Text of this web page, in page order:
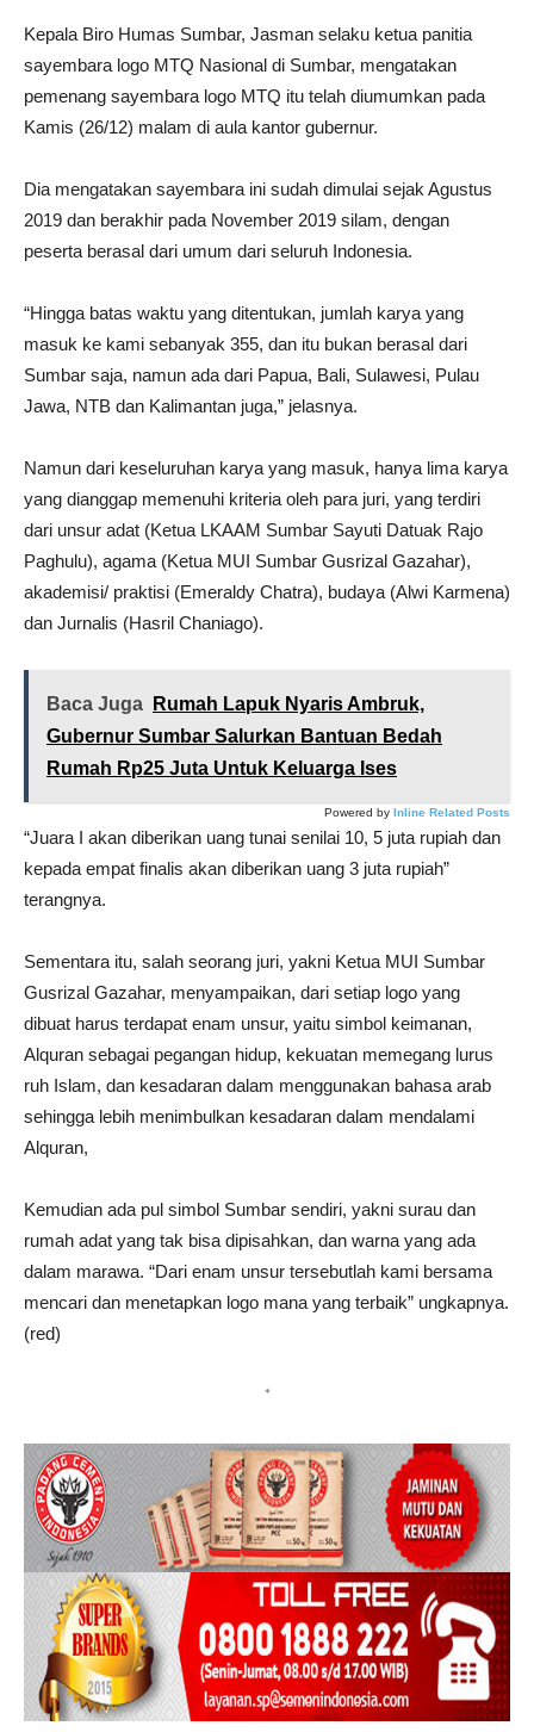
Kepala Biro Humas Sumbar, Jasman selaku ketua panitia
sayembara logo MTQ Nasional di Sumbar, mengatakan
pemenang sayembara logo MTQ itu telah diumumkan pada
Kamis (26/12) malam di aula kantor gubernur.
Dia mengatakan sayembara ini sudah dimulai sejak Agustus
2019 dan berakhir pada November 2019 silam, dengan
peserta berasal dari umum dari seluruh Indonesia.
“Hingga batas waktu yang ditentukan, jumlah karya yang
masuk ke kami sebanyak 355, dan itu bukan berasal dari
Sumbar saja, namun ada dari Papua, Bali, Sulawesi, Pulau
Jawa, NTB dan Kalimantan juga,” jelasnya.
Namun dari keseluruhan karya yang masuk, hanya lima karya
yang dianggap memenuhi kriteria oleh para juri, yang terdiri
dari unsur adat (Ketua LKAAM Sumbar Sayuti Datuak Rajo
Paghulu), agama (Ketua MUI Sumbar Gusrizal Gazahar),
akademisi/ praktisi (Emeraldy Chatra), budaya (Alwi Karmena)
dan Jurnalis (Hasril Chaniago).
Baca Juga
Rumah Lapuk Nyaris Ambruk,
Gubernur Sumbar Salurkan Bantuan Bedah
Rumah Rp25 Juta Untuk Keluarga Ises
Powered by Inline Related Posts
“Juara I akan diberikan uang tunai senilai 10, 5 juta rupiah dan
kepada empat finalis akan diberikan uang 3 juta rupiah”
terangnya.
Sementara itu, salah seorang juri, yakni Ketua MUI Sumbar
Gusrizal Gazahar, menyampaikan, dari setiap logo yang
dibuat harus terdapat enam unsur, yaitu simbol keimanan,
Alquran sebagai pegangan hidup, kekuatan memegang lurus
ruh Islam, dan kesadaran dalam menggunakan bahasa arab
sehingga lebih menimbulkan kesadaran dalam mendalami
Alquran,
Kemudian ada pul simbol Sumbar sendiri, yakni surau dan
rumah adat yang tak bisa dipisahkan, dan warna yang ada
dalam marawa. “Dari enam unsur tersebutlah kami bersama
mencari dan menetapkan logo mana yang terbaik” ungkapnya.
(red)
*